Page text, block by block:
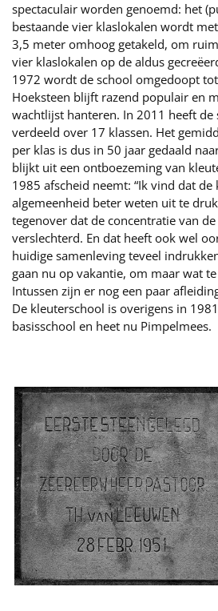
spectaculair worden genoemd: het
bestaande vier klaslokalen wordt
3,5 meter omhoog getakeld, om
vier klaslokalen op de aldus
1972 wordt de school omgedoopt
Hoeksteen blijft razend populair en
wachtlijst hanteren. In 2011 heeft de
verdeeld over 17 klassen. Het
per klas is dus in 50 jaar gedaald
blijkt uit een ontboezeming van
1985 afscheid neemt: “Ik vind dat
algemeenheid beter weten uit te
tegenover dat de concentratie van
verslechterd. En dat heeft ook wel
huidige samenleving teveel
gaan nu op vakantie, om maar wat
Intussen zijn er nog een paar
De kleuterschool is overigens in
basisschool en heet nu Pimpelmees.